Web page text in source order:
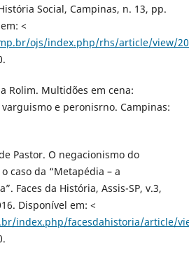
Social, Campinas, n. 13, pp.
<
ojs/index.php/rhs/article/view/
Rolim. Multidões em cena:
e peronisrno. Campinas:
Pastor. O negacionismo do
caso da “Metapédia – a
Faces da História, Assis-SP, v.3,
Disponível em: <
index.php/facesdahistoria/article/